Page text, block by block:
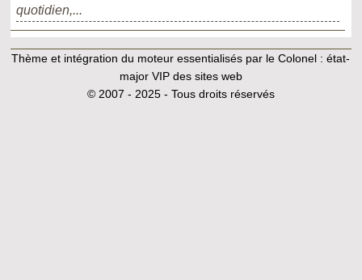
quotidien,...
Thème et intégration du moteur essentialisés par le Colonel :état-
major VIP des sites web
© 2007 - 2025 - Tous droits réservés